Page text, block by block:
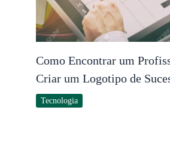
Como Encontrar um
Criar um Logotipo de
Tecnologia